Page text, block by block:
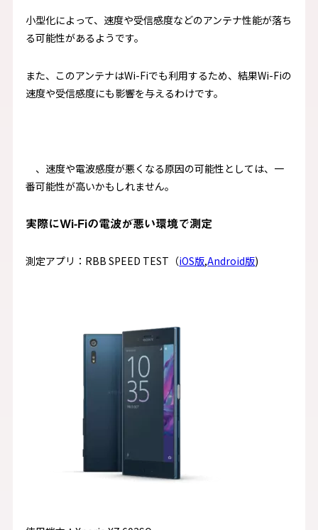
小型化によって、速度や受信感度などのアンテナ性能が落ち
る可能性があるようです。
また、このアンテナはWi-Fiでも利用するため、結果Wi-Fiの
速度や受信感度にも影響を与えるわけです。
、速度や電波感度が悪くなる原因の可能性としては、一
番可能性が高いかもしれません。
実際にWi-Fiの電波が悪い環境で測定
測定アプリ：RBB SPEED TEST（iOS版,Android版)